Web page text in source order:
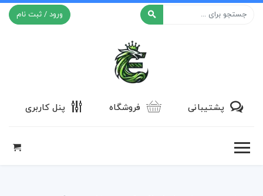
ورود / ثبت نام
پشتیبانی فروشگاه پنل کاربری